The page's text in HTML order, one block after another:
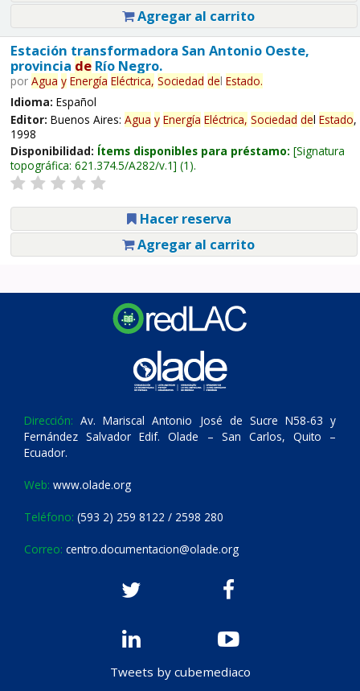
Agregar al carrito
Estación transformadora San Antonio Oeste,
provincia deRío Negro.
por Agua y Energía Eléctrica, Sociedad del Estado.
Idioma: Español
Editor: Buenos Aires: Agua y Energía Eléctrica, Sociedad del Estado,
1998
Disponibilidad: Ítems disponibles para préstamo: Signatura
topográfica: 621.374.5/A282/v.1 (1).
Hacer reserva
Agregar al carrito
Dirección: Av. Mariscal Antonio José de Sucre N58-63 y
Fernández Salvador Edif. Olade – San Carlos, Quito –
Ecuador.
Web: www.olade.org
Teléfono: (593 2) 259 8122 / 2598 280
Correo: centro.documentacion@olade.org
Tweets by cubemediaco